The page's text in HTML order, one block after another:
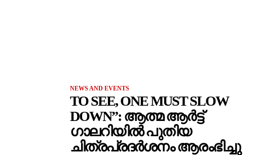
NEWS AND EVENTS
TO SEE, ONE MUST SLOW
DOWN”: ആത്മ ആർട്ട്
ഗാലറിയിൽ പുതിയ
ചിത്രപ്രദർശനം ആരംഭിച്ചു